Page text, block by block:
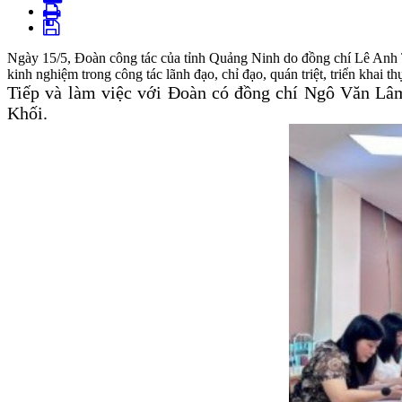
Ngày 15/5, Đoàn công tác của tỉnh Quảng Ninh do đồng chí Lê
kinh nghiệm trong công tác lãnh đạo, chỉ đạo, quán triệt, triển khai
Tiếp và làm việc với Đoàn có đồng chí Ngô Văn
Khối.